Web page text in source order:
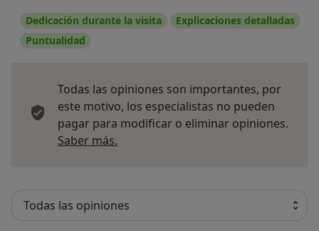
Dedicación durante la visita
Explicaciones detalladas
Puntualidad
Todas las opiniones son importantes, por
este motivo, los especialistas no pueden
pagar para modificar o eliminar opiniones.
Saber más.